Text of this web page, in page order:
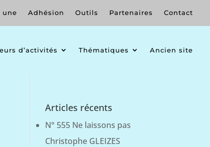
une Adhésion Outils Partenaires Contact
d’activités Thématiques Ancien site
Articles récents
N° 555 Ne laissons pas
Christophe GLEIZES